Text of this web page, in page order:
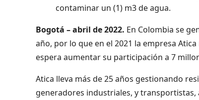
contaminar un (1) m3 de agua.
Bogotá – abril de 2022. En Colombia se
año, por lo que en el 2021 la empresa
espera aumentar su participación a 7
Atica lleva más de 25 años gestionando
generadores industriales, y